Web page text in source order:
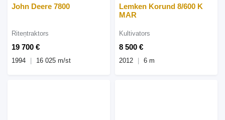
John Deere 7800
19 700 €
Riteņtraktors
1994 16 025 m/st
Lemken Korund 8/600 K
MAR
8 500 €
Kultivators
2012 6 m